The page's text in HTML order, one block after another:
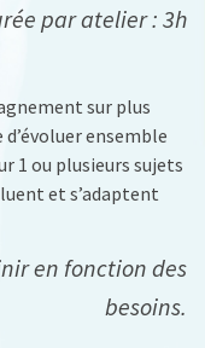
par atelier : 3h
sur plus
ensemble
1 ou plusieurs sujets
et s’adaptent
en fonction des
besoins.